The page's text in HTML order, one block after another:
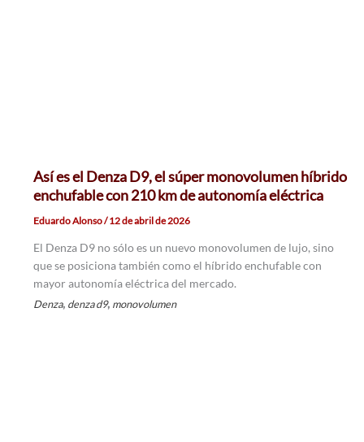
Así es el Denza D9, el súper monovolumen híbrido
enchufable con 210 km de autonomía eléctrica
Eduardo Alonso/12 de abril de 2026
El Denza D9 no sólo es un nuevo monovolumen de lujo, sino
que se posiciona también como el híbrido enchufable con
mayor autonomía eléctrica del mercado.
Denza, denza d9, monovolumen